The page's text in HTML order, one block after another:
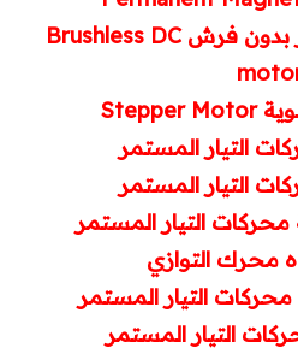
بدون فرشBrushless DC
Stepper Motor
التيار المستمر
التيار المستمر
التيار المستمر
محرك التوازي
التيار المستمر
التيار المستمر